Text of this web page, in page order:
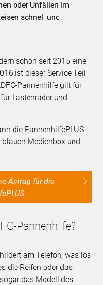
oder Unfällen im
schnell und
schon seit 2015 eine
ist dieser Service Teil
Pannenhilfe gilt für
Lastenräder und
die PannenhilfePLUS
Medienbox und
Pannenhilfe?
am Telefon, was los
die Reifen oder das
das Modell des